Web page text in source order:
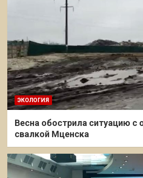
ЭКОЛОГИЯ
Весна обострила ситуацию с
свалкой Мценска